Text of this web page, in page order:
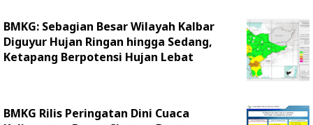
BMKG: Sebagian Besar Wilayah Kalbar
Diguyur Hujan Ringan hingga Sedang,
Ketapang Berpotensi Hujan Lebat
BMKG Rilis Peringatan Dini Cuaca